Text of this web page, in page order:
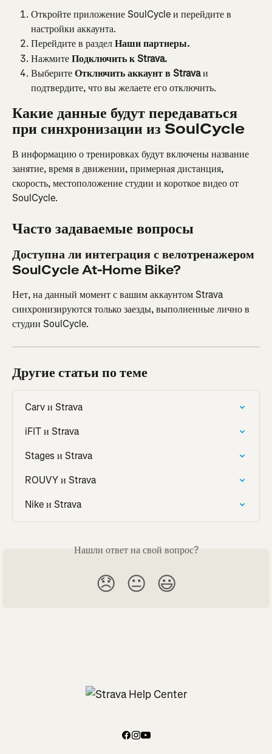
Откройте приложение SoulCycle и перейдите в
настройки аккаунта.
Перейдите в раздел Наши партнеры.
Нажмите Подключить к Strava.
Выберите Отключить аккаунт в Strava и
подтвердите, что вы желаете его отключить.
Какие данные будут передаваться
при синхронизации из SoulCycle
В информацию о тренировках будут включены название
занятие, время в движении, примерная дистанция,
скорость, местоположение студии и короткое видео от
SoulCycle.
Часто задаваемые вопросы
Доступна ли интеграция с велотренажером
SoulCycle At-Home Bike?
Нет, на данный момент с вашим аккаунтом Strava
синхронизируются только заезды, выполненные лично в
студии SoulCycle.
Другие статьи по теме
Carv и Strava
iFIT и Strava
Stages и Strava
ROUVY и Strava
Nike и Strava
Нашли ответ на свой вопрос?
😞 😐 😃